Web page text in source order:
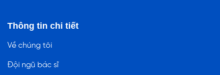
Thông tin chi tiết
Về chúng tôi
Đội ngũ bác sĩ